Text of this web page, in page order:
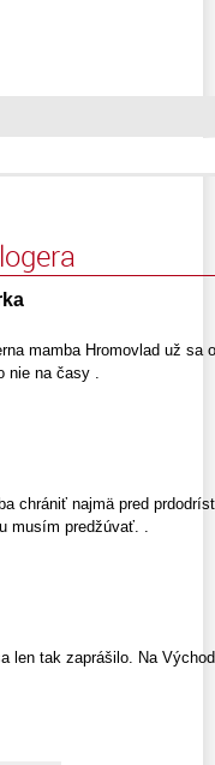
mamba Hromovlad už sa
nie na časy .
chrániť najmä pred
musím predžúvať. .
len tak zaprášilo. Na